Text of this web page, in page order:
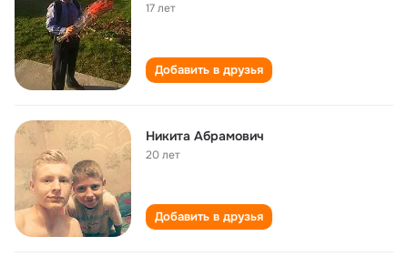
17 лет
Добавить в друзья
Никита Абрамович
20 лет
Добавить в друзья